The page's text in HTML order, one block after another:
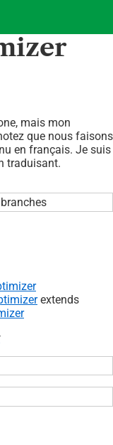
mais mon
que nous faisons
en français. Je suis
traduisant.
extends